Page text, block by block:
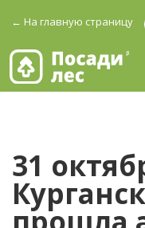
← На главную страницу
31